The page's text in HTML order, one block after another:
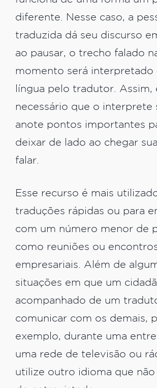
diferente. Nesse caso, a
traduzida dá seu discurso
ao pausar, o trecho falado
momento será interpretado
língua pelo tradutor. Assim,
necessário que o interprete
anote pontos importantes
deixar de lado ao chegar
falar.
Esse recurso é mais
traduções rápidas ou para
com um número menor de
como reuniões ou
empresariais. Além de
situações em que um
acompanhado de um
comunicar com os demais,
exemplo, durante uma
uma rede de televisão ou
utilize outro idioma que